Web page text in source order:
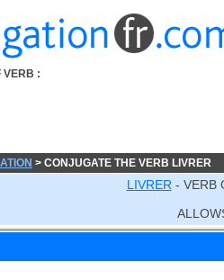
VERB :
> CONJUGATE THE VERB LIVRER
LIVRER - VERB